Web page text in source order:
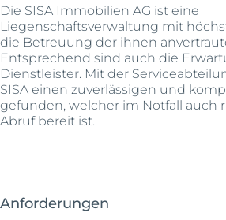
Die SISA Immobilien AG ist eine
Liegenschaftsverwaltung mit
die Betreuung der ihnen
Entsprechend sind auch die
Dienstleister. Mit der
SISA einen zuverlässigen und
gefunden, welcher im Notfall auch
Abruf bereit ist.
Anforderungen